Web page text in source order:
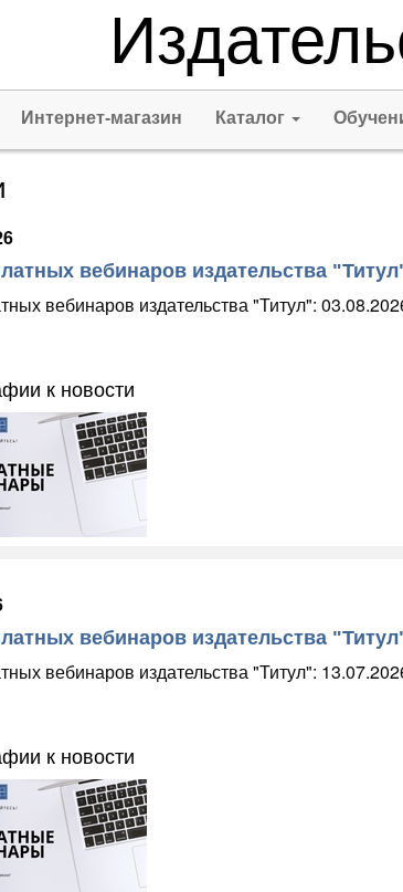
Интернет-магазин Каталог
вебинаров издательства
вебинаров издательства "Титул":
к новости
вебинаров издательства
вебинаров издательства "Титул":
к новости